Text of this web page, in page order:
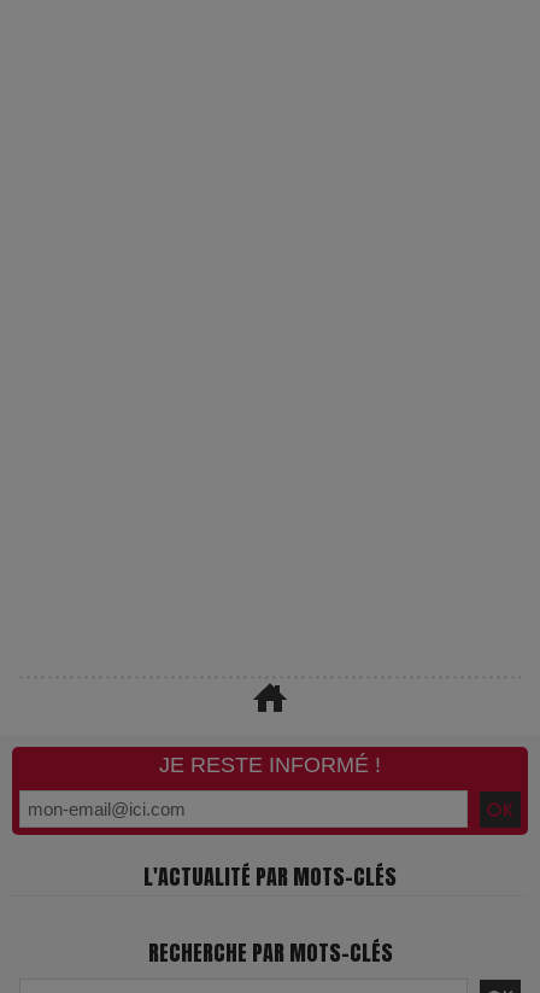
JE RESTE INFORMÉ !
L'ACTUALITÉ PAR MOTS-CLÉS
RECHERCHE PAR MOTS-CLÉS